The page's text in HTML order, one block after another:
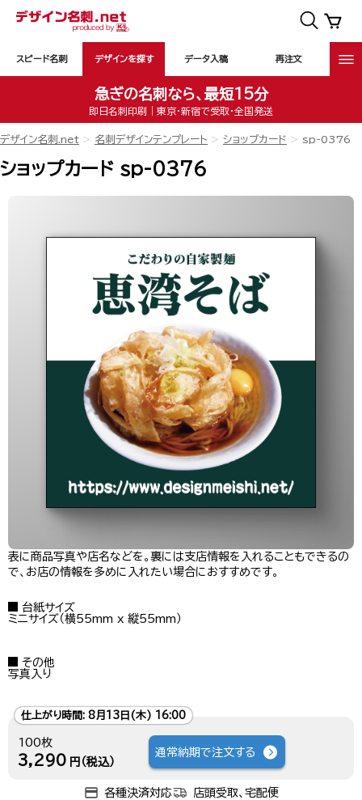
スピード名刺 デザインを探す データ入稿 再注文
急ぎの名刺なら、最短15分
即日名刺印刷｜東京・新宿で受取・全国発送
デザイン名刺.net 名刺デザインテンプレート ショップカード sp-0376
ショップカード sp-0376
表に商品写真や店名などを。裏には支店情報を入れることもできるの
で、お店の情報を多めに入れたい場合におすすめです。
台紙サイズ
ミニサイズ（横55mm x 縦55mm）
その他
写真入り
仕上がり時間: 8月13日(木) 16:00
100枚
3,290 円（税込）
通常納期で注文する
各種決済対応 店頭受取、宅配便